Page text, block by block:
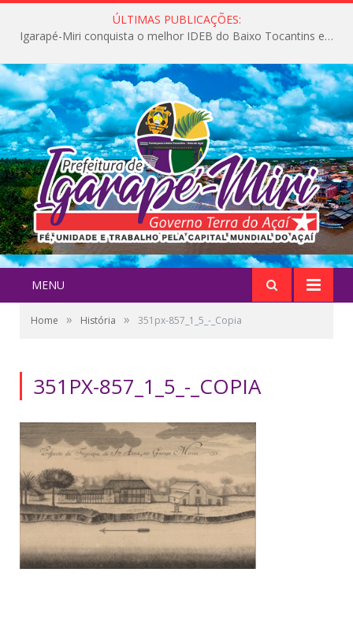
ÚLTIMAS PUBLICAÇÕES:
Igarapé-Miri conquista o melhor IDEB do Baixo Tocantins e avança na qualidade da educação pública
MENU
Home » História » 351px-857_1_5_-_Copia
351PX-857_1_5_-_COPIA